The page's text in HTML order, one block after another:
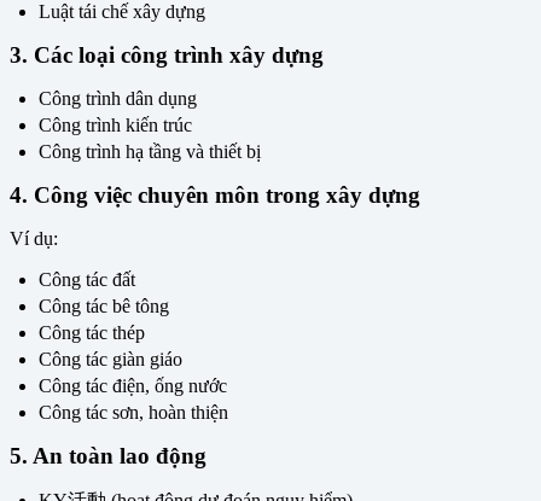
Luật tái chế xây dựng
3. Các loại công trình xây dựng
Công trình dân dụng
Công trình kiến trúc
Công trình hạ tầng và thiết bị
4. Công việc chuyên môn trong xây dựng
Ví dụ:
Công tác đất
Công tác bê tông
Công tác thép
Công tác giàn giáo
Công tác điện, ống nước
Công tác sơn, hoàn thiện
5. An toàn lao động